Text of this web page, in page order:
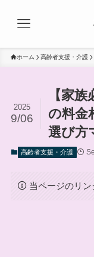
ホーム 高齢者支援・介護
【家
の料金
選び方
2025
9/06
高齢者支援・介護
当ページのリン